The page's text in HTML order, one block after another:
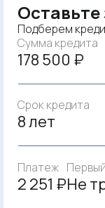
Оставьте
Подберем
Сумма кредита
178 500 ₽
Срок кредита
8 лет
Платеж
2 251 ₽Не